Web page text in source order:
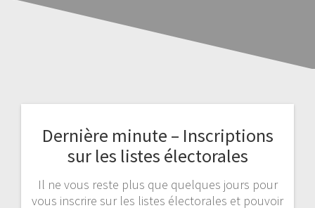
Dernière minute – Inscriptions
sur les listes électorales
Il ne vous reste plus que quelques jours pour
vous inscrire sur les listes électorales et pouvoir